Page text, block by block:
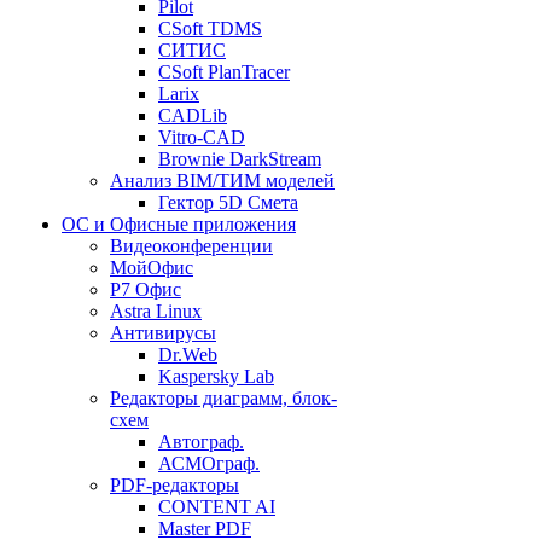
Pilot
CSoft TDMS
СИТИС
CSoft PlanTracer
Larix
CADLib
Vitro-CAD
Brownie DarkStream
Анализ BIM/ТИМ моделей
Гектор 5D Смета
ОС и Офисные приложения
Видеоконференции
МойОфис
P7 Офис
Astra Linux
Антивирусы
Dr.Web
Kaspersky Lab
Редакторы диаграмм, блок-
схем
Автограф.
АСМОграф.
PDF-редакторы
CONTENT AI
Master PDF